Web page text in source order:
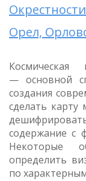
Орел,
Космическая
— основной
создания
сделать карту
содержание с
Некоторые
определить
по